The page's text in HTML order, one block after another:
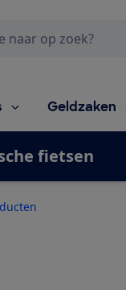
Geldzaken
fietsen